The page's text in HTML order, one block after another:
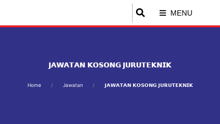
MENU
𝗝𝗔𝗪𝗔𝗧𝗔𝗡 𝗞𝗢𝗦𝗢𝗡𝗚 𝗝𝗨𝗥𝗨𝗧𝗘𝗞𝗡𝗜𝗞
Home Jawatan 𝗝𝗔𝗪𝗔𝗧𝗔𝗡 𝗞𝗢𝗦𝗢𝗡𝗚 𝗝𝗨𝗥𝗨𝗧𝗘𝗞𝗡𝗜𝗞